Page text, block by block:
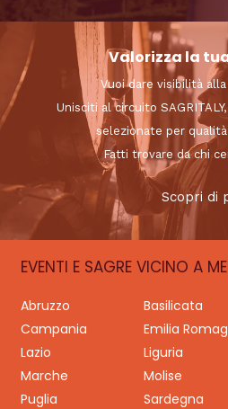
Valorizza la
Vuoi dare visibilità
Unisciti al circuito
selezionate per
Fatti trovare da chi
Scopri di
EVENTI E SAGRE VICINO A ME
Abruzzo Basilicata
Campania
Emilia
Lazio
Liguria
Marche
Molise
Puglia
Sardegna